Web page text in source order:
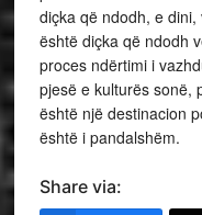
diçka që ndodh, e
është diçka që ndodh
proces ndërtimi i
pjesë e kulturës sonë,
është një destinacion
është i pandalshëm.
Share via: